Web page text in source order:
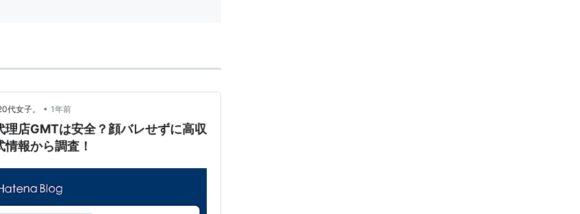
代女子。 • 1年前
理店GMTは安全？顔バレせずに高収
報から調査！